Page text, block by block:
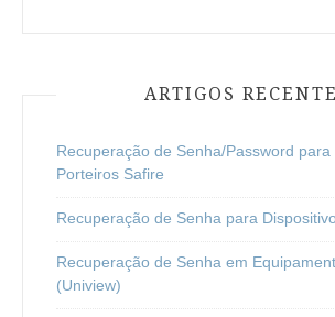
ARTIGOS
Recuperação de Senha/Password para
Porteiros Safire
Recuperação de Senha para
Recuperação de Senha em
(Uniview)